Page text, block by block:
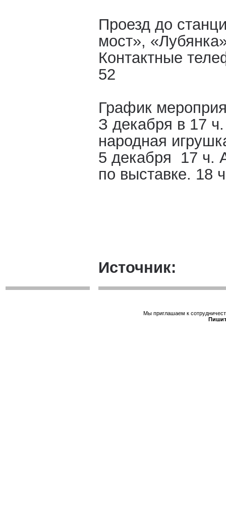
Проезд до
мост»,
Контактные
52
График
З декабря в 17
народная
5 декабря 17 ч.
по выставке. 18
Источник:
Мы приглашаем к